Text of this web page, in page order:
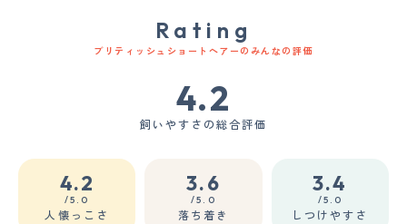
Rating
ブリティッシュショートヘアーのみんなの評価
4.2
飼いやすさの総合評価
4.2
/5.0
人懐っこさ
3.6
/5.0
落ち着き
3.4
/5.0
しつけやすさ